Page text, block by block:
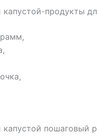
продукты
пошаговый